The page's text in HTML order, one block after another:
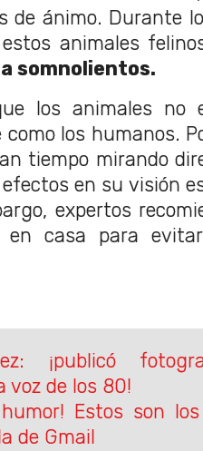
de ánimo. Durante
animales
somnolientos.
los animales no
como los humanos.
tiempo mirando
en su visión
expertos
en casa para
¡publicó
voz de los 80!
humor! Estos son
de Gmail